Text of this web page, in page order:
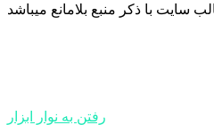
رفتن به نوار ابزار